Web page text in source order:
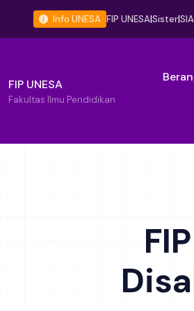
Info UNESA FIP UNESA|Sister|
FIP UNESA
Fakultas Ilmu Pendidikan